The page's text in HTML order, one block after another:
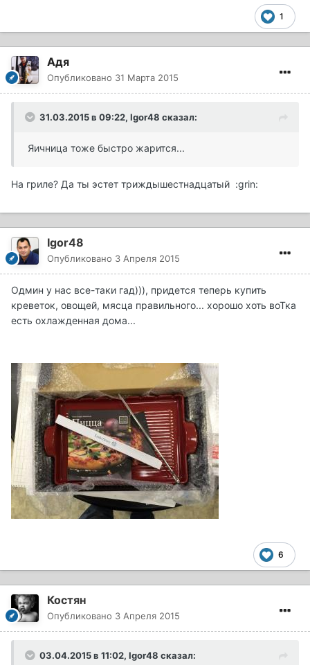
1
Адя
Опубликовано 31 Марта 2015
31.03.2015 в 09:22, Igor48 сказал:
Яичница тоже быстро жарится...
На гриле? Да ты эстет триждышестнадцатый :grin:
Igor48
Опубликовано 3 Апреля 2015
Одмин у нас все-таки гад))), придется теперь купить
креветок, овощей, мясца правильного... хорошо хоть воТка
есть охлажденная дома...
6
Костян
Опубликовано 3 Апреля 2015
03.04.2015 в 11:02, Igor48 сказал: